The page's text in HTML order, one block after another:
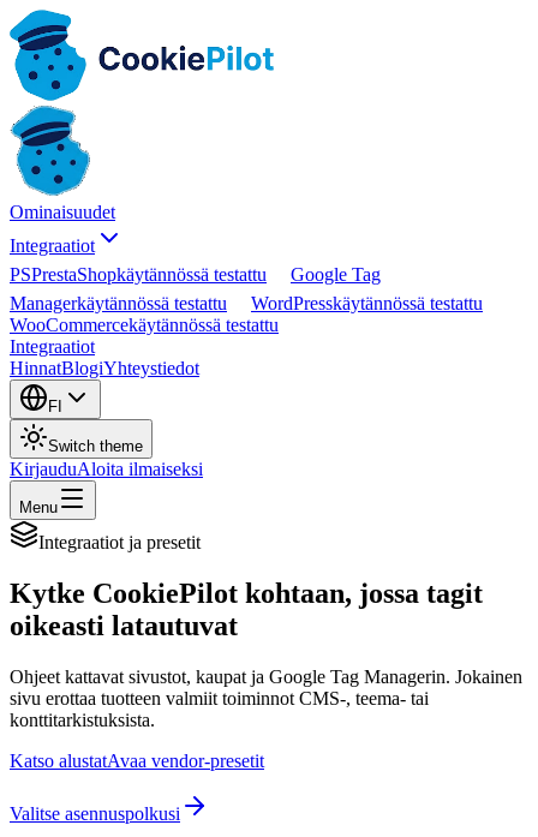
Ominaisuudet
Integraatiot
PSPrestaShopkäytännössä testattu
Google Tag
Managerkäytännössä testattu WordPresskäytännössä testattu
WooCommercekäytännössä testattu
Integraatiot
HinnatBlogiYhteystiedot
FI
Switch theme
KirjauduAloita ilmaiseksi
Menu
Integraatiot ja presetit
Kytke CookiePilot kohtaan, jossa tagit
oikeasti latautuvat
Ohjeet kattavat sivustot, kaupat ja Google Tag Managerin. Jokainen
sivu erottaa tuotteen valmiit toiminnot CMS-, teema- tai
konttitarkistuksista.
Katso alustatAvaa vendor-presetit
Valitse asennuspolkusi